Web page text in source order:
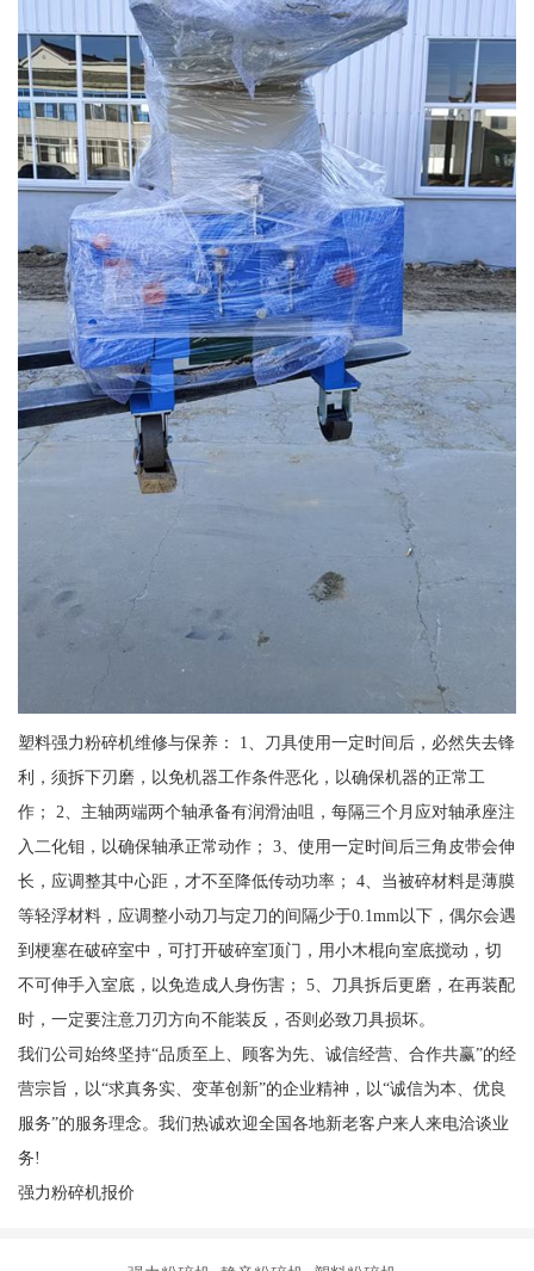
塑料强力粉碎机维修与保养： 1、刀具使用一定时间后，必然失去锋
利，须拆下刃磨，以免机器工作条件恶化，以确保机器的正常工
作； 2、主轴两端两个轴承备有润滑油咀，每隔三个月应对轴承座注
入二化钼，以确保轴承正常动作； 3、使用一定时间后三角皮带会伸
长，应调整其中心距，才不至降低传动功率； 4、当被碎材料是薄膜
等轻浮材料，应调整小动刀与定刀的间隔少于0.1mm以下，偶尔会遇
到梗塞在破碎室中，可打开破碎室顶门，用小木棍向室底搅动，切
不可伸手入室底，以免造成人身伤害； 5、刀具拆后更磨，在再装配
时，一定要注意刀刃方向不能装反，否则必致刀具损坏。
我们公司始终坚持“品质至上、顾客为先、诚信经营、合作共赢”的经
营宗旨，以“求真务实、变革创新”的企业精神，以“诚信为本、优良
服务”的服务理念。我们热诚欢迎全国各地新老客户来人来电洽谈业
务!
强力粉碎机报价